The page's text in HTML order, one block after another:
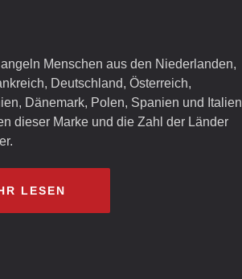
Menschen aus den Niederlanden,
Deutschland, Österreich,
Dänemark, Polen, Spanien und Italien
dieser Marke und die Zahl der Länder
LESEN